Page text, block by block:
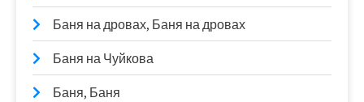
Баня на дровах, Баня на дровах
Баня на Чуйкова
Баня, Баня